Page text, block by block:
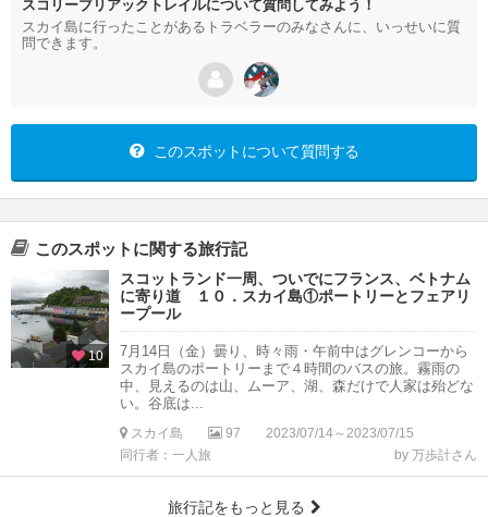
スコリーブリアックトレイルについて質問してみよう！
スカイ島に行ったことがあるトラベラーのみなさんに、いっせいに質
問できます。
このスポットについて質問する
このスポットに関する旅行記
10
スコットランド一周、ついでにフランス、ベトナム
に寄り道 １０．スカイ島①ポートリーとフェアリ
ープール
7月14日（金）曇り、時々雨・午前中はグレンコーから
スカイ島のポートリーまで４時間のバスの旅。霧雨の
中、見えるのは山、ムーア、湖、森だけで人家は殆どな
い。谷底は...
スカイ島 97
2023/07/14～2023/07/15
同行者：一人旅
by 万歩計さん
旅行記をもっと見る